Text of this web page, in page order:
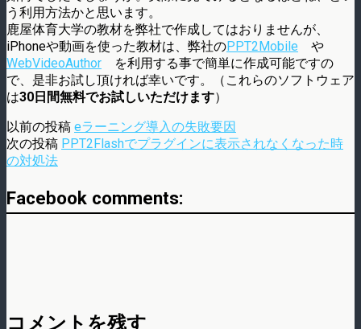
う利用方法かと思います。
鹿屋体育大学の教材を弊社で作成してはおりませんが、
iPhoneや動画を使った教材は、弊社のPPT2Mobile や
WebVideoAuthor を利用する事で簡単に作成可能ですの
で、是非お試し頂ければ幸いです。（これらのソフトウェア
は30日間無料でお試しいただけます）
以前の投稿 eラーニング導入の失敗要因
次の投稿 PPT2Flashでプラグインに表示されなくなった時
の対処法
Facebook comments:
コメントを残す